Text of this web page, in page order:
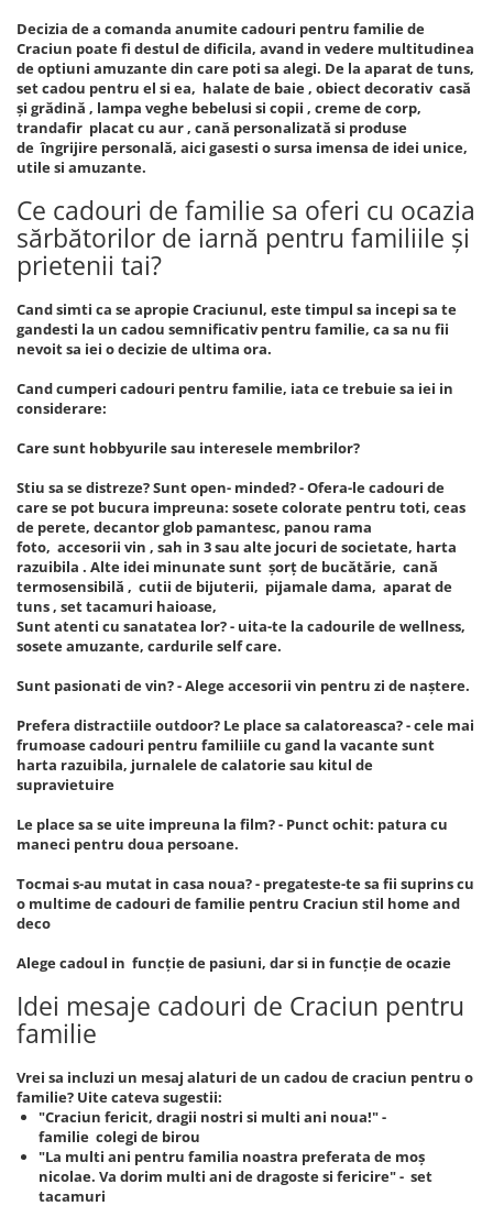
Decizia de a comanda anumite cadouri pentru familie de
Craciun poate fi destul de dificila, avand in vedere multitudinea
de optiuni amuzante din care poti sa alegi. De la aparat de tuns,
set cadou pentru el si ea, halate de baie , obiect decorativ casă
și grădină , lampa veghe bebelusi si copii , creme de corp,
trandafir placat cu aur , cană personalizată si produse
de îngrijire personală, aici gasesti o sursa imensa de idei unice,
utile si amuzante.
Ce cadouri de familie sa oferi cu ocazia
sărbătorilor de iarnă pentru familiile și
prietenii tai?
Cand simti ca se apropie Craciunul, este timpul sa incepi sa te
gandesti la un cadou semnificativ pentru familie, ca sa nu fii
nevoit sa iei o decizie de ultima ora.
Cand cumperi cadouri pentru familie, iata ce trebuie sa iei in
considerare:
Care sunt hobbyurile sau interesele membrilor?
Stiu sa se distreze? Sunt open- minded? - Ofera-le cadouri de
care se pot bucura impreuna: sosete colorate pentru toti, ceas
de perete, decantor glob pamantesc, panou rama
foto, accesorii vin , sah in 3 sau alte jocuri de societate, harta
razuibila . Alte idei minunate sunt șorț de bucătărie, cană
termosensibilă , cutii de bijuterii, pijamale dama, aparat de
tuns , set tacamuri haioase,
Sunt atenti cu sanatatea lor? - uita-te la cadourile de wellness,
sosete amuzante, cardurile self care.
Sunt pasionati de vin? - Alege accesorii vin pentru zi de naștere.
Prefera distractiile outdoor? Le place sa calatoreasca? - cele mai
frumoase cadouri pentru familiile cu gand la vacante sunt
harta razuibila, jurnalele de calatorie sau kitul de
supravietuire
Le place sa se uite impreuna la film? - Punct ochit: patura cu
maneci pentru doua persoane.
Tocmai s-au mutat in casa noua? - pregateste-te sa fii suprins cu
o multime de cadouri de familie pentru Craciun stil home and
deco
Alege cadoul in funcție de pasiuni, dar si in funcție de ocazie
Idei mesaje cadouri de Craciun pentru
familie
Vrei sa incluzi un mesaj alaturi de un cadou de craciun pentru o
familie? Uite cateva sugestii:
"Craciun fericit, dragii nostri si multi ani noua!" -
familie colegi de birou
"La multi ani pentru familia noastra preferata de moș
nicolae. Va dorim multi ani de dragoste si fericire" - set
tacamuri